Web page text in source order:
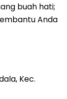
buah hati;
Anda
Kec.